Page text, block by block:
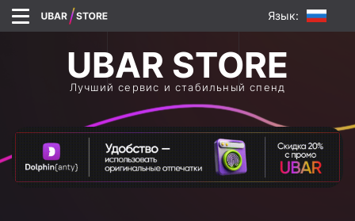
Язык:
Лучший сервис и стабильный спенд